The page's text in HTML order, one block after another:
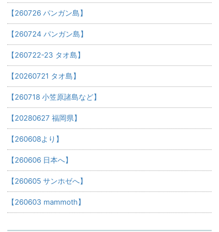
【260726 パンガン島】
【260724 パンガン島】
【260722-23 タオ島】
【20260721 タオ島】
【260718 小笠原諸島など】
【20280627 福岡県】
【260608より】
【260606 日本へ】
【260605 サンホゼへ】
【260603 mammoth】